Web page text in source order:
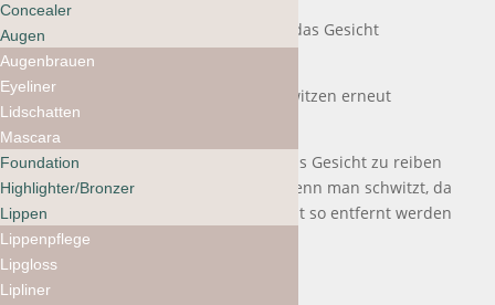
Für vollen Schutz 1/4 Teelöffel auf das Gesicht
auftragen.
Alle 2 Stunden und nach dem Schwitzen erneut
auftragen.
Idealerweise wird es vermieden, das Gesicht zu reiben
oder zu berühren, insbesondere wenn man schwitzt, da
das Produkt/der Schutz vom Gesicht so entfernt werden
kann.
Concealer
Augen
Augenbrauen
Eyeliner
Lidschatten
Mascara
Foundation
Highlighter/Bronzer
Lippen
Lippenpflege
Lipgloss
Lipliner